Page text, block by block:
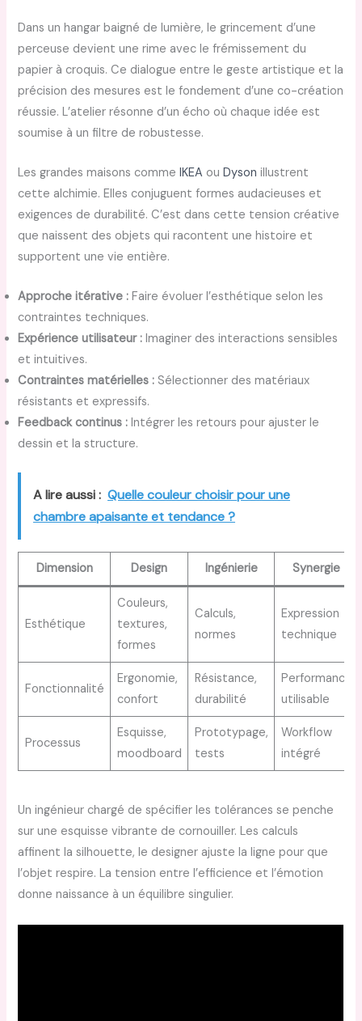
Dans un hangar baigné de lumière, le grincement d’une
perceuse devient une rime avec le frémissement du
papier à croquis. Ce dialogue entre le geste artistique et la
précision des mesures est le fondement d’une co-création
réussie. L’atelier résonne d’un écho où chaque idée est
soumise à un filtre de robustesse.
Les grandes maisons commeIKEA ouDyson illustrent
cette alchimie. Elles conjuguent formes audacieuses et
exigences de durabilité. C’est dans cette tension créative
que naissent des objets qui racontent une histoire et
supportent une vie entière.
Approche itérative : Faire évoluer l’esthétique selon les
contraintes techniques.
Expérience utilisateur : Imaginer des interactions sensibles
et intuitives.
Contraintes matérielles : Sélectionner des matériaux
résistants et expressifs.
Feedback continus : Intégrer les retours pour ajuster le
dessin et la structure.
A lire aussi : Quelle couleur choisir pour une
chambre apaisante et tendance ?
Dimension Design Ingénierie Synergie
Esthétique
Couleurs,
textures,
formes
Calculs,
normes
Expression
technique
Fonctionnalité
Ergonomie,
confort
Résistance,
durabilité
Performance
utilisable
Processus
Esquisse,
moodboard
Prototypage,
tests
Workflow
intégré
Un ingénieur chargé de spécifier les tolérances se penche
sur une esquisse vibrante de cornouiller. Les calculs
affinent la silhouette, le designer ajuste la ligne pour que
l’objet respire. La tension entre l’efficience et l’émotion
donne naissance à un équilibre singulier.